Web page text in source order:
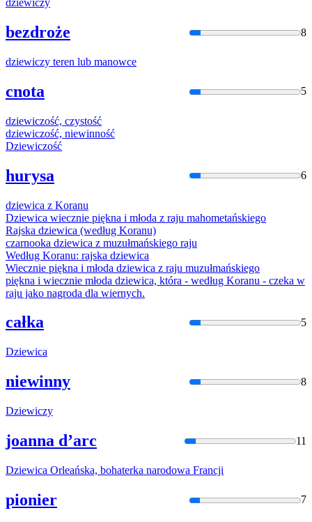
dziewiczy
bezdroże 8
dziewiczy teren lub manowce
cnota 5
dziewiczość, czystość
dziewiczość, niewinność
Dziewiczość
hurysa 6
dziewica z Koranu
Dziewica wiecznie piękna i młoda z raju mahometańskiego
Rajska dziewica (według Koranu)
czarnooka dziewica z muzułmańskiego raju
Według Koranu: rajska dziewica
Wiecznie piękna i młoda dziewica z raju muzułmańskiego
piękna i wiecznie młoda dziewica, która - według Koranu - czeka w
raju jako nagroda dla wiernych.
całka 5
Dziewica
niewinny 8
Dziewiczy
joanna d’arc 11
Dziewica Orleańska, bohaterka narodowa Francji
pionier 7